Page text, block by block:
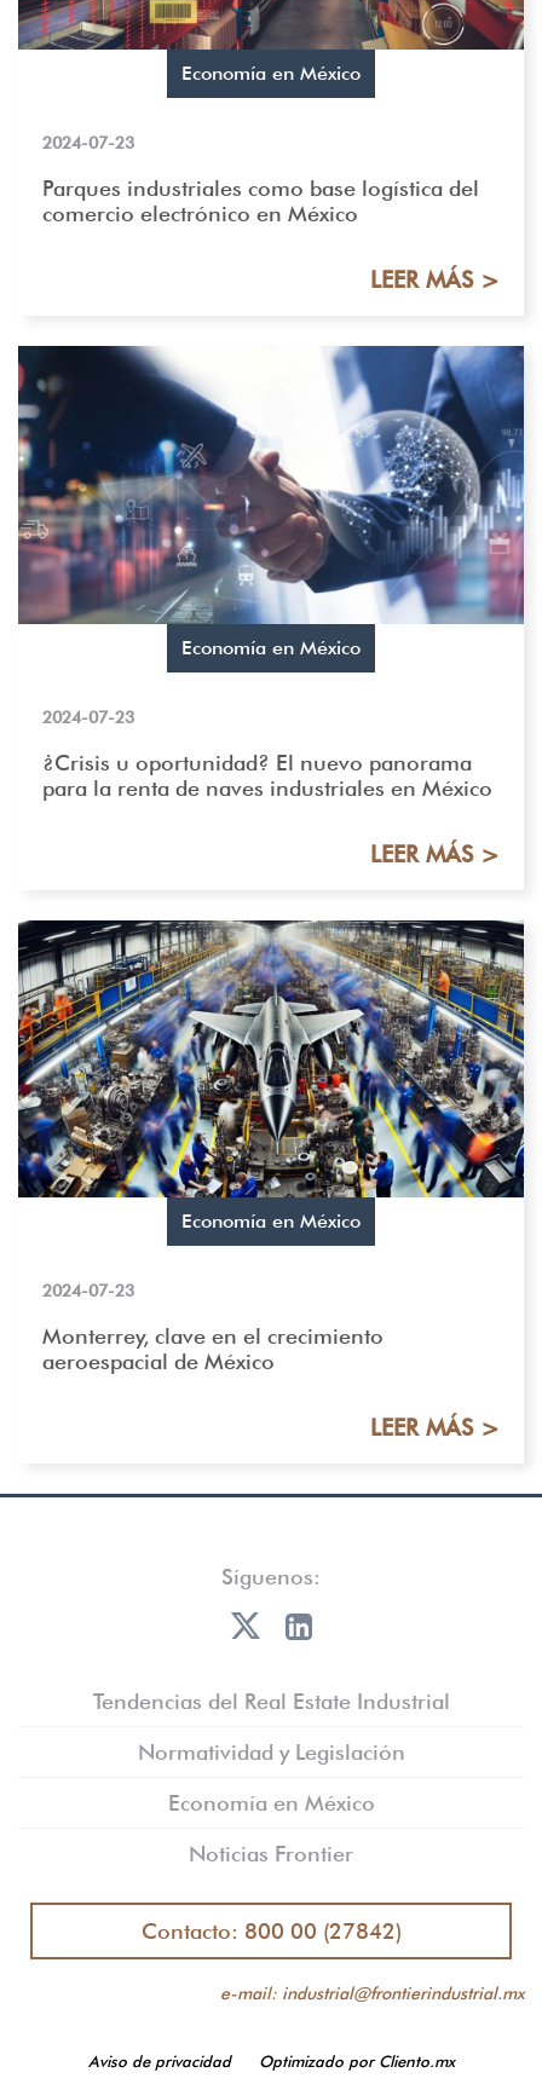
Economía en México
2024-07-23
Parques industriales como base logística del
comercio electrónico en México
LEER MÁS >
Economía en México
2024-07-23
¿Crisis u oportunidad? El nuevo panorama
para la renta de naves industriales en México
LEER MÁS >
Economía en México
2024-07-23
Monterrey, clave en el crecimiento
aeroespacial de México
LEER MÁS >
Síguenos:
Tendencias del Real Estate Industrial
Normatividad y Legislación
Economía en México
Noticias Frontier
Contacto: 800 00 (27842)
e-mail: industrial@frontierindustrial.mx
Aviso de privacidad Optimizado por Cliento.mx